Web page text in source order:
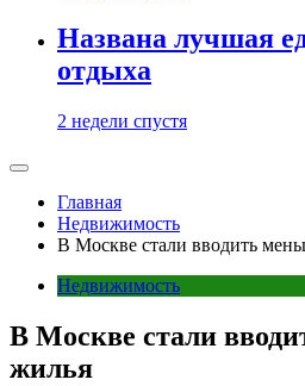
Названа лучшая
отдыха
2 недели спустя
Главная
Недвижимость
В Москве стали вводить
Недвижимость
В Москве стали
жилья